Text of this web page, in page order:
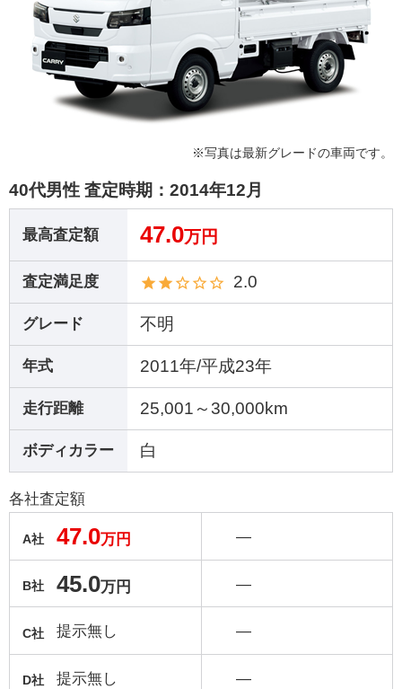
※写真は最新グレードの車両です。
40代男性 査定時期： 2014年12月
最高査定額 47.0万円
査定満足度 2.0
グレード 不明
年式 2011年/平成23年
走行距離 25,001～30,000km
ボディカラー 白
各社査定額
A社 47.0万円
B社 45.0万円
C社 提示無し
D社 提示無し
―
―
―
―